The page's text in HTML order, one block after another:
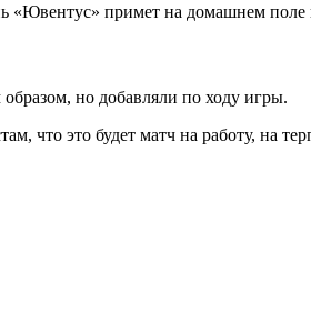
«Ювентус» примет на домашнем
но добавляли по ходу игры.
что это будет матч на работу, на